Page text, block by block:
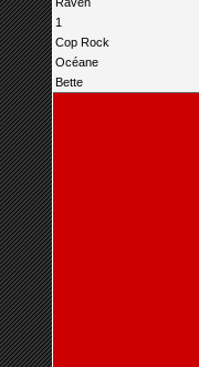
1
Cop Rock
Océane
Bette